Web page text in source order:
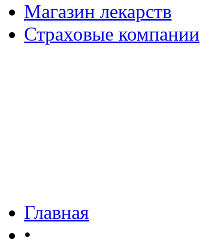
Магазин лекарств
Страховые компании
Главная
•